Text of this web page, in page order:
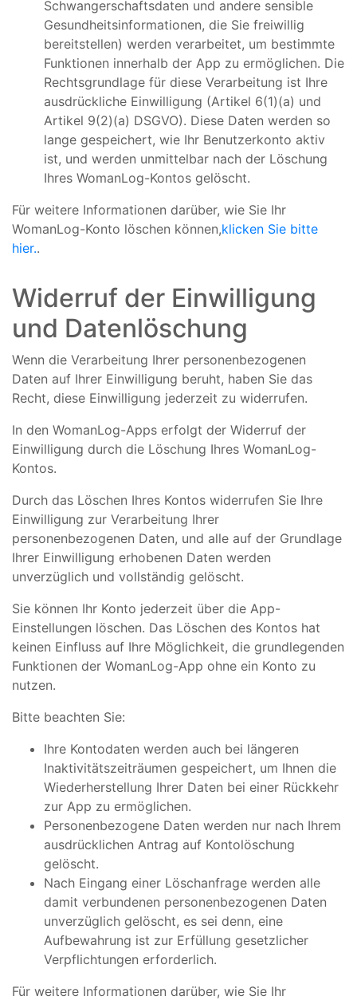
Schwangerschaftsdaten und andere sensible
Gesundheitsinformationen, die Sie freiwillig
bereitstellen) werden verarbeitet, um bestimmte
Funktionen innerhalb der App zu ermöglichen. Die
Rechtsgrundlage für diese Verarbeitung ist Ihre
ausdrückliche Einwilligung (Artikel 6(1)(a) und
Artikel 9(2)(a) DSGVO). Diese Daten werden so
lange gespeichert, wie Ihr Benutzerkonto aktiv
ist, und werden unmittelbar nach der Löschung
Ihres WomanLog-Kontos gelöscht.
Für weitere Informationen darüber, wie Sie Ihr
WomanLog-Konto löschen können,klicken Sie bitte
hier..
Widerruf der Einwilligung
und Datenlöschung
Wenn die Verarbeitung Ihrer personenbezogenen
Daten auf Ihrer Einwilligung beruht, haben Sie das
Recht, diese Einwilligung jederzeit zu widerrufen.
In den WomanLog-Apps erfolgt der Widerruf der
Einwilligung durch die Löschung Ihres WomanLog-
Kontos.
Durch das Löschen Ihres Kontos widerrufen Sie Ihre
Einwilligung zur Verarbeitung Ihrer
personenbezogenen Daten, und alle auf der Grundlage
Ihrer Einwilligung erhobenen Daten werden
unverzüglich und vollständig gelöscht.
Sie können Ihr Konto jederzeit über die App-
Einstellungen löschen. Das Löschen des Kontos hat
keinen Einfluss auf Ihre Möglichkeit, die grundlegenden
Funktionen der WomanLog-App ohne ein Konto zu
nutzen.
Bitte beachten Sie:
Ihre Kontodaten werden auch bei längeren
Inaktivitätszeiträumen gespeichert, um Ihnen die
Wiederherstellung Ihrer Daten bei einer Rückkehr
zur App zu ermöglichen.
Personenbezogene Daten werden nur nach Ihrem
ausdrücklichen Antrag auf Kontolöschung
gelöscht.
Nach Eingang einer Löschanfrage werden alle
damit verbundenen personenbezogenen Daten
unverzüglich gelöscht, es sei denn, eine
Aufbewahrung ist zur Erfüllung gesetzlicher
Verpflichtungen erforderlich.
Für weitere Informationen darüber, wie Sie Ihr